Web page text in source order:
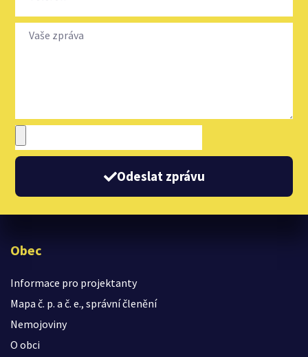
Odeslat zprávu
Obec
Informace pro projektanty
Mapa č. p. a č. e., správní členění
Nemojoviny
O obci